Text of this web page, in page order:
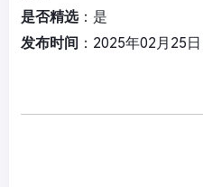
是否精选：是
发布时间 ：2025年02月25